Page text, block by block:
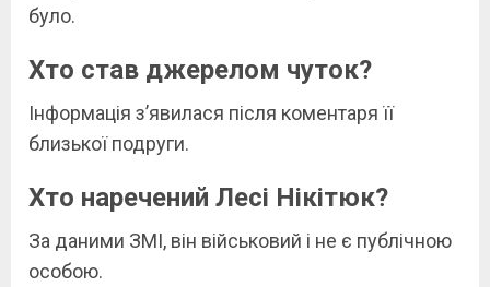
було.
Хто став джерелом чуток?
Інформація з’явилася після коментаря її
близької подруги.
Хто наречений Лесі Нікітюк?
За даними ЗМІ, він військовий і не є публічною
особою.